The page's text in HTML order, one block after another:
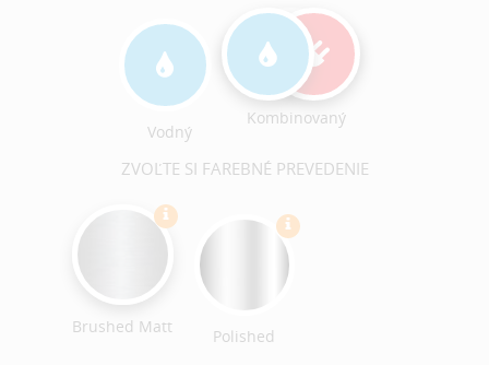
Vodný
Kombinovaný
ZVOĽTE SI FAREBNÉ PREVEDENIE
Brushed Matt Polished